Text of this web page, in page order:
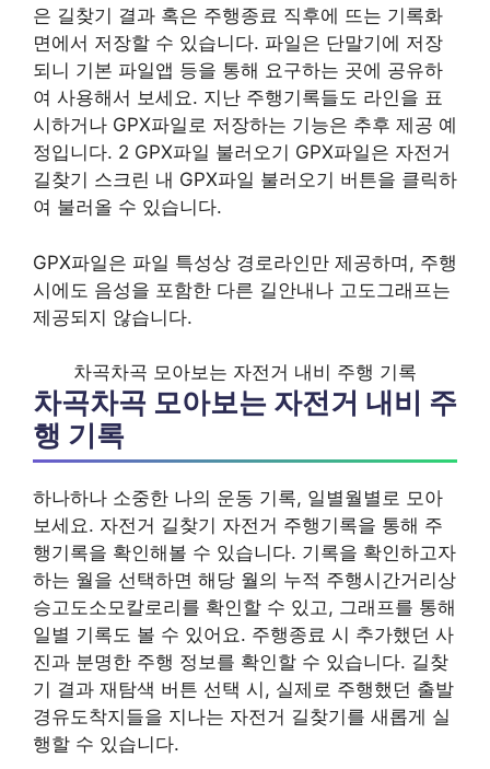
은 길찾기 결과 혹은 주행종료 직후에 뜨는 기록화
면에서 저장할 수 있습니다. 파일은 단말기에 저장
되니 기본 파일앱 등을 통해 요구하는 곳에 공유하
여 사용해서 보세요. 지난 주행기록들도 라인을 표
시하거나 GPX파일로 저장하는 기능은 추후 제공 예
정입니다. 2 GPX파일 불러오기 GPX파일은 자전거
길찾기 스크린 내 GPX파일 불러오기 버튼을 클릭하
여 불러올 수 있습니다.
GPX파일은 파일 특성상 경로라인만 제공하며, 주행
시에도 음성을 포함한 다른 길안내나 고도그래프는
제공되지 않습니다.
차곡차곡 모아보는 자전거 내비 주행 기록
차곡차곡 모아보는 자전거 내비 주
행 기록
하나하나 소중한 나의 운동 기록, 일별월별로 모아
보세요. 자전거 길찾기 자전거 주행기록을 통해 주
행기록을 확인해볼 수 있습니다. 기록을 확인하고자
하는 월을 선택하면 해당 월의 누적 주행시간거리상
승고도소모칼로리를 확인할 수 있고, 그래프를 통해
일별 기록도 볼 수 있어요. 주행종료 시 추가했던 사
진과 분명한 주행 정보를 확인할 수 있습니다. 길찾
기 결과 재탐색 버튼 선택 시, 실제로 주행했던 출발
경유도착지들을 지나는 자전거 길찾기를 새롭게 실
행할 수 있습니다.